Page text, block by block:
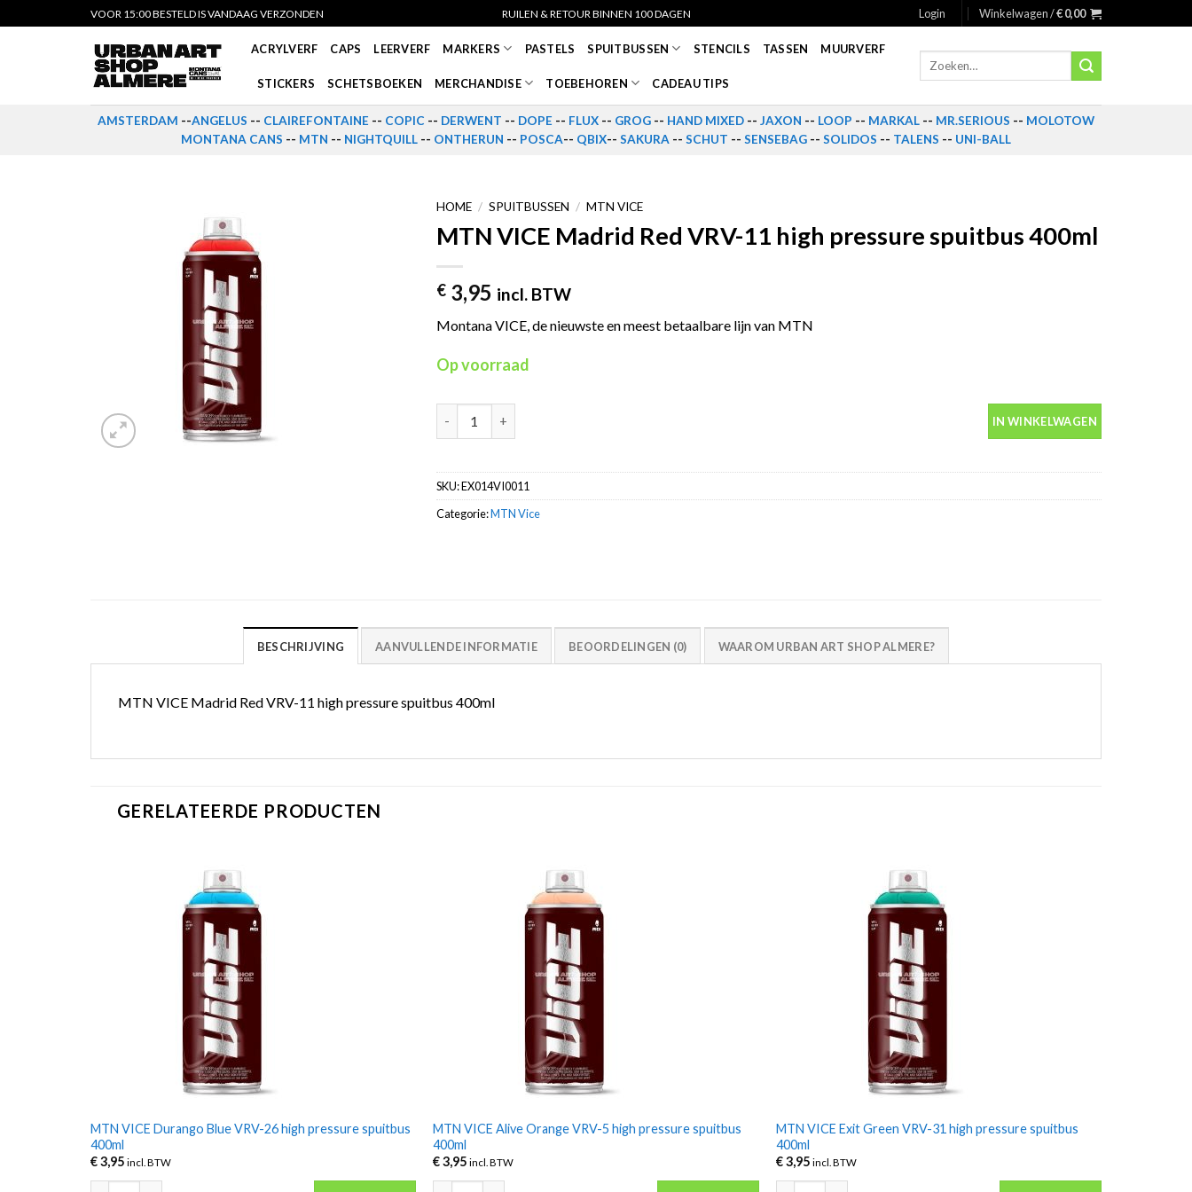
to
VOOR 15:00 BESTELD IS VANDAAG VERZONDEN RUILEN & RETOUR BINNEN 100 DAGEN Login Winkelwagen /€0,00
ACRYLVERF CAPS LEERVERF MARKERS PASTELS SPUITBUSSEN STENCILS TASSEN MUURVERF
STICKERS SCHETSBOEKEN MERCHANDISE TOEBEHOREN CADEAU TIPS
Zoeken
AMSTERDAM --ANGELUS -- CLAIREFONTAINE -- COPIC -- DERWENT -- DOPE -- FLUX -- GROG -- HAND MIXED -- JAXON -- LOOP -- MARKAL -- MR.SERIOUS -- MOLOTOW
MONTANA CANS -- MTN -- NIGHTQUILL -- ONTHERUN -- POSCA-- QBIX-- SAKURA -- SCHUT -- SENSEBAG -- SOLIDOS -- TALENS -- UNI-BALL
HOME / SPUITBUSSEN / MTN VICE
MTN VICE Madrid Red VRV-11 high pressure spuitbus 400ml
€ 3,95 incl. BTW
Montana VICE, de nieuwste en meest betaalbare lijn van MTN
Op voorraad
IN WINKELWAGEN
SKU:EX014VI0011
Categorie:MTN Vice
BESCHRIJVING AANVULLENDE INFORMATIE BEOORDELINGEN (0) WAAROM URBAN ART SHOP ALMERE?
MTN VICE Madrid Red VRV-11 high pressure spuitbus 400ml
GERELATEERDE PRODUCTEN
MTN VICE Durango Blue VRV-26 high pressure spuitbus
400ml
€3,95 incl. BTW
MTN VICE Alive Orange VRV-5 high pressure spuitbus
400ml
€3,95 incl. BTW
MTN VICE Exit Green VRV-31 high pressure spuitbus
400ml
€3,95 incl. BTW